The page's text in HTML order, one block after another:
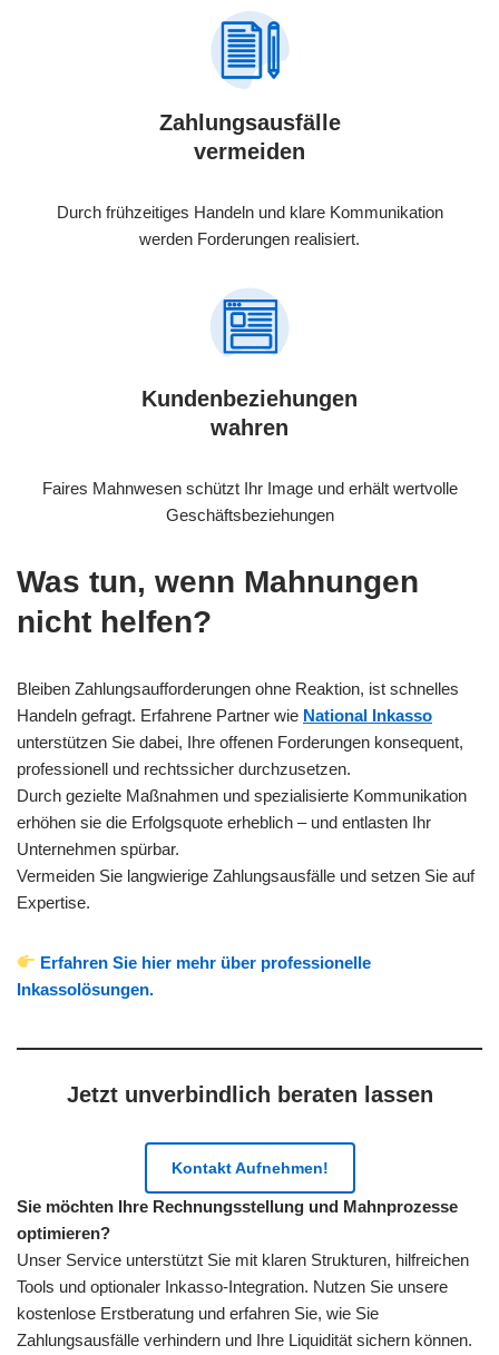
Zahlungsausfälle
vermeiden
Durch frühzeitiges Handeln und klare Kommunikation
werden Forderungen realisiert.
Kundenbeziehungen
wahren
Faires Mahnwesen schützt Ihr Image und erhält wertvolle
Geschäftsbeziehungen
Was tun, wenn Mahnungen
nicht helfen?
Bleiben Zahlungsaufforderungen ohne Reaktion, ist schnelles
Handeln gefragt. Erfahrene Partner wie National Inkasso
unterstützen Sie dabei, Ihre offenen Forderungen konsequent,
professionell und rechtssicher durchzusetzen.
Durch gezielte Maßnahmen und spezialisierte Kommunikation
erhöhen sie die Erfolgsquote erheblich – und entlasten Ihr
Unternehmen spürbar.
Vermeiden Sie langwierige Zahlungsausfälle und setzen Sie auf
Expertise.
Erfahren Sie hier mehr über professionelle
Inkassolösungen.
Jetzt unverbindlich beraten lassen
Kontakt Aufnehmen!
Sie möchten Ihre Rechnungsstellung und Mahnprozesse
optimieren?
Unser Service unterstützt Sie mit klaren Strukturen, hilfreichen
Tools und optionaler Inkasso-Integration. Nutzen Sie unsere
kostenlose Erstberatung und erfahren Sie, wie Sie
Zahlungsausfälle verhindern und Ihre Liquidität sichern können.